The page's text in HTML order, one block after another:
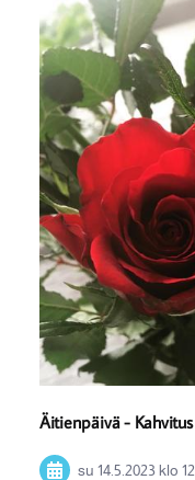
Äitienpäivä - Kahvitus
su 14.5.2023 klo 12